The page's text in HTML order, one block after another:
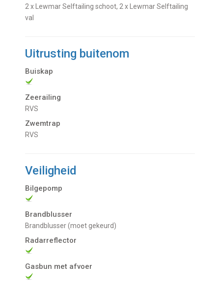
2 x Lewmar Selftailing schoot, 2 x Lewmar Selftailing
val
Uitrusting buitenom
Buiskap
Zeerailing
RVS
Zwemtrap
RVS
Veiligheid
Bilgepomp
Brandblusser
Brandblusser (moet gekeurd)
Radarreflector
Gasbun met afvoer